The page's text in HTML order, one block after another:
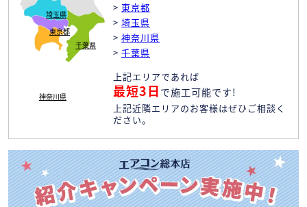
東京都
埼玉県
神奈川県
千葉県
> 東京都
> 埼玉県
> 神奈川県
> 千葉県
上記エリアであれば
最短3日 で施工可能です!
上記近隣エリアのお客様はぜひご相談く
ださい。